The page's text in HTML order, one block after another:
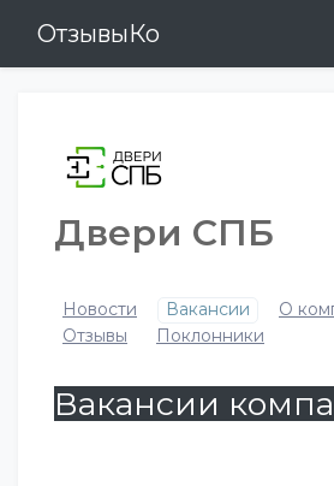
ОтзывыКо
Двери СПБ
Новости Вакансии
О
Отзывы
Поклонники
Вакансии